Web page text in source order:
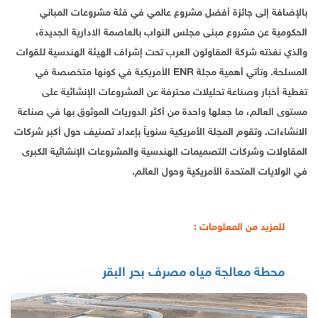
بالإضافة إلى جائزة أفضل مشروع عالمي في فئة مشروعات المباني
الحكومية عن مشروع مبنى مجلس النواب بالعاصمة الادارية الجديدة،
والذي نفذته شركة المقاولون العرب تحت إشراف الهيئة الهندسية للقوات
المسلحة. وتأتي أهمية مجلة ENR الأمريكية في كونها متخصصة في
تغطية أخبار وصناعة تحليلات محترفة عن المشروعات الإنشائية على
مستوى العالم، ما جعلها واحدة من أكثر الدوريات الموثوق بها في صناعة
الانشاءات. وتقوم المجلة الأمريكية سنوياً بإعداد تصنيف حول أكبر شركات
المقاولات وشركات التصميمات الهندسية والمشروعات الإنشائية الكبرى
في الولايات المتحدة الأمريكية وحول العالم.
للمزيد من المعلومات :
محطة معالجة مياه مصرف بحر البقر